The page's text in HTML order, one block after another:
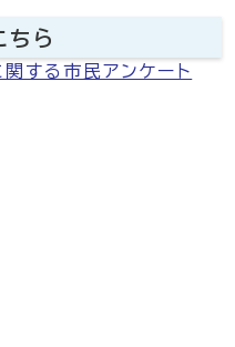
ちら
する市民アンケート